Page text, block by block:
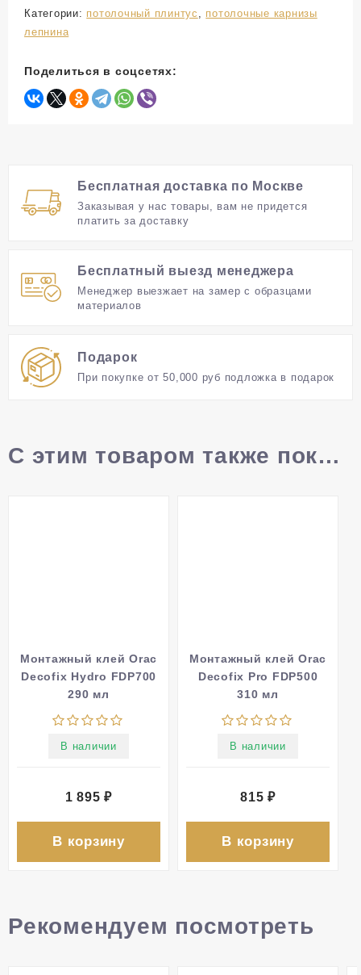
Идеальный выбор для тех, кто стремится к
индивидуальности в дизайне, этот гибкий
стиль интерьера.
Категории: потолочный плинтус
потолочные карнизы
лепнина
Поделиться в соцсетях:
Бесплатная доставка по Москве
Заказывая у нас товары, вам не придется
платить за доставку
Бесплатный выезд менеджера
Менеджер выезжает на замер с образцами
материалов
Подарок
При покупке от 50,000 руб подложка в подарок
С этим товаром также покупают
Монтажный клей Orac
Decofix Hydro FDP700
290 мл
В наличии
1 895₽
В корзину
Монтажный клей Orac
Decofix Pro FDP500
310 мл
В наличии
815₽
В корзину
Рекомендуем посмотреть